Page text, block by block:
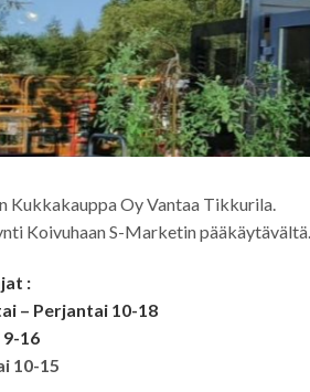
Kukkakauppa Oy Vantaa Tikkurila.
Koivuhaan S-Marketin pääkäytävältä.
:
– Perjantai 10-18
16
10-15